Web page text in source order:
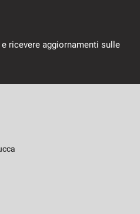
ricevere aggiornamenti sulle